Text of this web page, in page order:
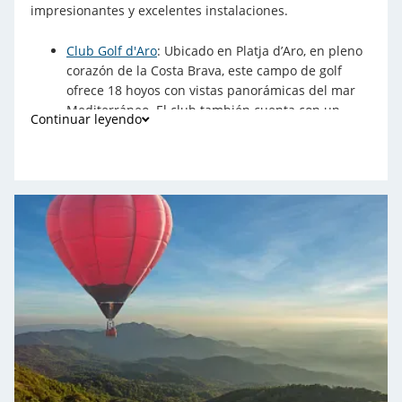
impresionantes y excelentes instalaciones.
Club Golf d'Aro: Ubicado en Platja d’Aro, en pleno
corazón de la Costa Brava, este campo de golf
ofrece 18 hoyos con vistas panorámicas del mar
Mediterráneo. El club también cuenta con un
restaurante y otras instalaciones de ocio.
desafíos estratégicos que son a la vez
estimulantes y gratificantes para jugadores de
todos los niveles. Además de su campo principal,
el club también ofrece instalaciones como un pro
shop bien equipado y áreas de práctica para
perfeccionar su juego.
Golf de Pals: Rodeado de pinos y situado cerca de
la playa de Pals, este campo es uno de los más
antiguos de la Costa Brava y se distingue por su
diseño desafiante y sus paisajes naturales
Continuar leyendo